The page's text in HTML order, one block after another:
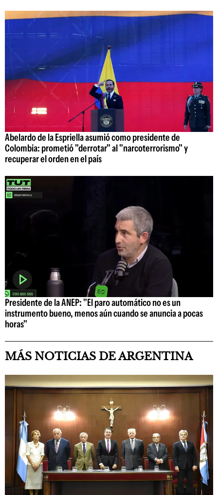
Abelardo de la Espriella asumió como presidente de
Colombia: prometió "derrotar" al "narcoterrorismo" y
recuperar el orden en el país
Presidente de la ANEP: "El paro automático no es un
instrumento bueno, menos aún cuando se anuncia a pocas
horas"
MÁS NOTICIAS DE ARGENTINA